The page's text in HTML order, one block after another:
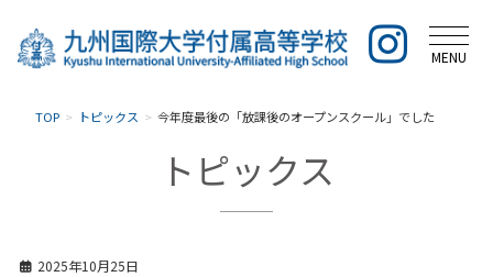
MENU
TOP トピックス 今年度最後の「放課後のオープンスクール」でした
トピックス
2025年10月25日